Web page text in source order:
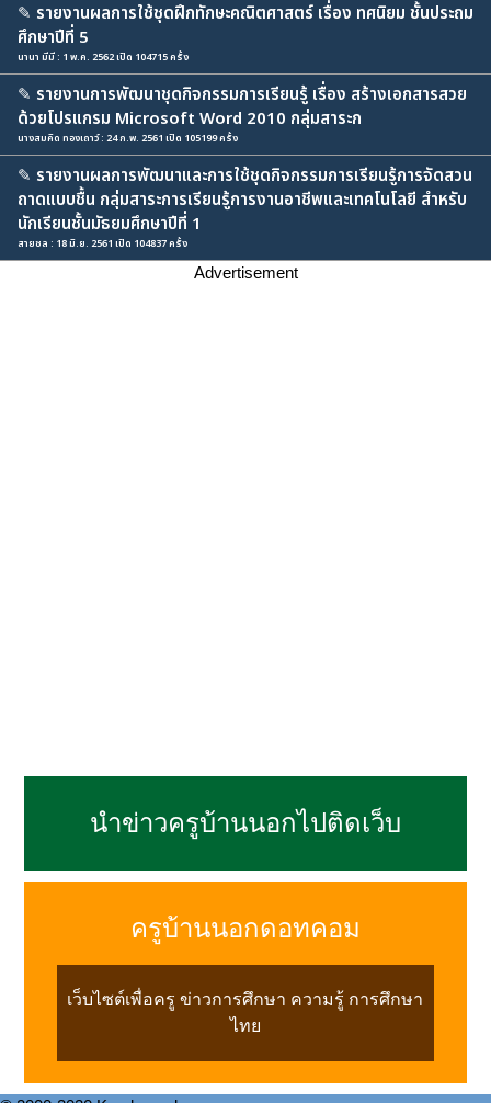
✎ รายงานผลการใช้ชุดฝึกทักษะคณิตศาสตร์ เรื่อง ทศนิยม ชั้นประถม
ศึกษาปีที่ 5
นานา มีมี : 1 พ.ค. 2562 เปิด 104715 ครั้ง
✎ รายงานการพัฒนาชุดกิจกรรมการเรียนรู้ เรื่อง สร้างเอกสารสวย
ด้วยโปรแกรม Microsoft Word 2010 กลุ่มสาระก
นางสมคิด ทองเถาว์ : 24 ก.พ. 2561 เปิด 105199 ครั้ง
✎ รายงานผลการพัฒนาและการใช้ชุดกิจกรรมการเรียนรู้การจัดสวน
ถาดแบบชื้น กลุ่มสาระการเรียนรู้การงานอาชีพและเทคโนโลยี สำหรับ
นักเรียนชั้นมัธยมศึกษาปีที่ 1
สายชล : 18 มิ.ย. 2561 เปิด 104837 ครั้ง
Advertisement
นำข่าวครูบ้านนอกไปติดเว็บ
ครูบ้านนอกดอทคอม
เว็บไซต์เพื่อครู ข่าวการศึกษา ความรู้ การศึกษา
ไทย